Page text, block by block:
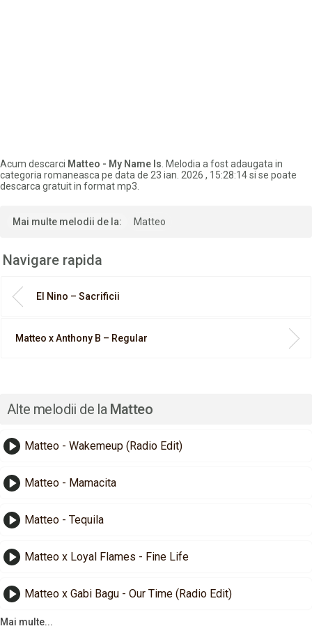
Acum descarci Matteo - My Name Is . Melodia a fost adaugata in
categoria romaneasca pe data de 23 ian. 2026 , 15:28:14 si se poate
descarca gratuit in format mp3.
Mai multe melodii de la: Matteo
Navigare rapida
El Nino – Sacrificii
Matteo x Anthony B – Regular
Alte melodii de la Matteo
Matteo - Wakemeup (Radio Edit)
Matteo - Mamacita
Matteo - Tequila
Matteo x Loyal Flames - Fine Life
Matteo x Gabi Bagu - Our Time (Radio Edit)
Mai multe...